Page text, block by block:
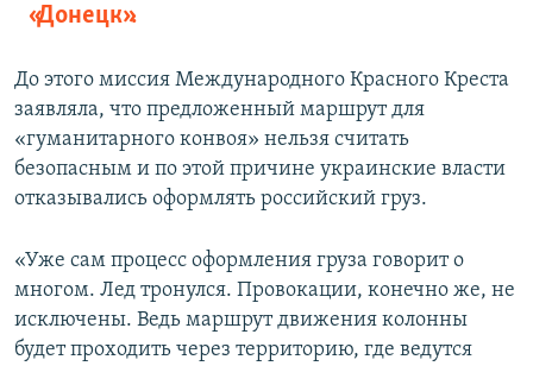
«Донецк».
До этого миссия Международного Красного Креста
заявляла, что предложенный маршрут для
«гуманитарного конвоя» нельзя считать
безопасным и по этой причине украинские власти
отказывались оформлять российский груз.
«Уже сам процесс оформления груза говорит о
многом. Лед тронулся. Провокации, конечно же, не
исключены. Ведь маршрут движения колонны
будет проходить через территорию, где ведутся